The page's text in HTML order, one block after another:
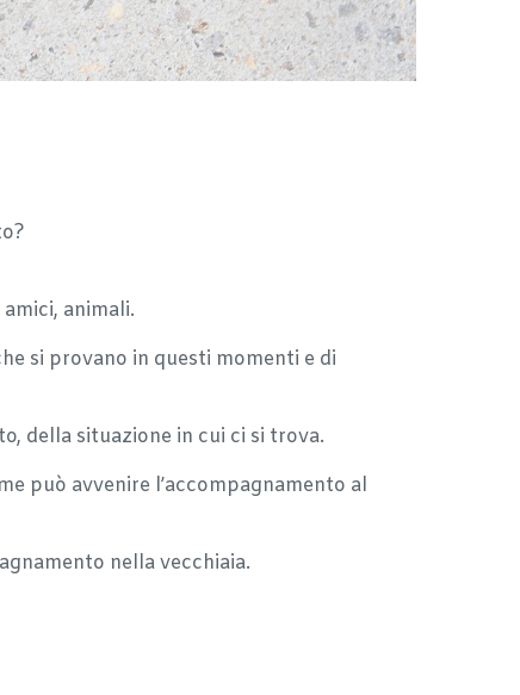
animali.
si provano in questi momenti e di
della situazione in cui ci si trova.
può avvenire l’accompagnamento al
nella vecchiaia.